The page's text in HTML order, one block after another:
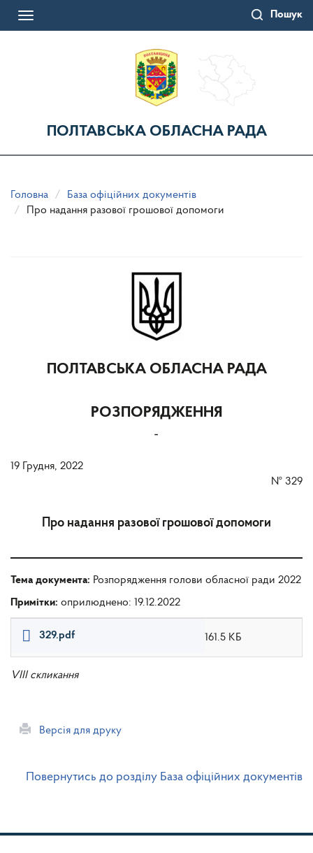
Пошук
Toggle
ПОЛТАВСЬКА ОБЛАСНА РАДА
Головна
База офіційних документів
Про надання разової грошової допомоги
ПОЛТАВСЬКА ОБЛАСНА РАДА
РОЗПОРЯДЖЕННЯ
-
19 Грудня, 2022
№ 329
Про надання разової грошової допомоги
Тема документа: Розпорядження голови обласної ради 2022
Примітки: оприлюднено: 19.12.2022
329.pdf 161.5 КБ
VIII скликання
Версія для друку
Повернутись до розділу База офіційних документів